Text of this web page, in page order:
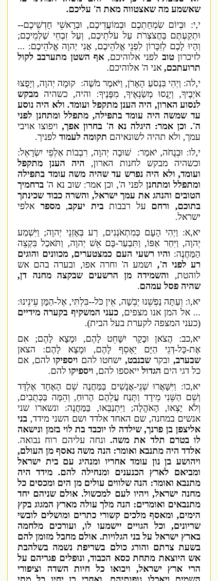
שאשמע מה שאצטווה מאת ה' עליכם.
י,י: וּבְיוֹם שִׂמְחַתְכֶם וּבְמוֹעֲדֵיכֶם, וּבְרָאשֵׁי חָדְשֵׁיכֶם--
וּתְקַעְתֶּם בַּחֲצֹצְרֹת עַל עֹלֹתֵיכֶם, וְעַל זִבְחֵי שַׁלְמֵיכֶם;
וְהָיוּ לָכֶם לְזִכָּרוֹן לִפְנֵי אֱלֹהֵיכֶם, אֲנִי יְהוָה אֱלֹהֵיכֶם: ...
לזיכרוןטובלפני אלוהיכם,אף השטן מתערבב לקול
תרועתכם,אני ה' אלוהיכם.
י,לה: וַיְהִי בִּנְסֹעַ הָאָרֹן, וַיֹּאמֶר מֹשֶׁה: קוּמָה יְהוָה, וְיָפֻצוּ
אֹיְבֶיךָ, וְיָנֻסוּ מְשַׂנְאֶיךָ, מִפָּנֶיךָ: והיה, כשהיהמבקש
לנסוע הארון, היה הענן מתקפל ועומד. ולא היה נוסע
עד שמשה היה עומד בתפילה, מתפלל ומתחנן לפני
ה'. וכן אמר: היגלה נא ה' בחרון אפך,ויפוצו אויבי
עמך, ולא תהיה לשונאיהםתקומה לעמודלפניך.
י,לו: וּבְנֻחֹה, יֹאמַר: שׁוּבָה יְהוָה, רִבְבוֹת אַלְפֵי יִשְׂרָאֵל:
וכשהיה מבקש לחנות הארון,היה הענן מתקפל
ועומד, ולא היה נפרש עד שהיה משה עומד בתפילה
ומתפלל ומתחנןלפני ה', וכן אמר: שוב נא ה'ברחמיך
הטובים והנהג את עמך ישראל, והשרה כבוד שכינתך
בתוכם, ורחםעל רבבותבית יעקב,מספראלפי
ישראל.
יא,א: וַיְהִי הָעָם כְּמִתְאֹנְנִים, רַע בְּאָזְנֵי יְהוָה; וַיִּשְׁמַע
יְהוָה, וַיִּחַר אַפּוֹ, וַתִּבְעַר-בָּם אֵשׁ יְהוָה, וַתֹּאכַל בִּקְצֵה
הַמַּחֲנֶה:והיו רשעי העם כמצטערים, מכוונים והוגים
רע לפני ה',ושמע ה' וחרה אפו, ובערה בהם אש
לוהטת,והשמידה מן הרשעים שבקצה מחנה דן,
שהיה פסל עמהם.
יא,ו: וְעַתָּה נַפְשֵׁנוּ יְבֵשָׁה, אֵין כֹּל--בִּלְתִּי, אֶל-הַמָּן עֵינֵינוּ:
... אל המן אנו מצפים,כעני המשקיף בקערה מידיים
(כעני המצפה לקערת בעל הבית).
יא,כב: הֲצֹאן וּבָקָר יִשָּׁחֵט לָהֶם, וּמָצָא לָהֶם; אִם
אֶת-כָּל-דְּגֵי הַיָּם יֵאָסֵף לָהֶם, וּמָצָא לָהֶם: הצאן
שבערב,ובקרשבנבט,ישחטו להםויספיקולהם, אם
כל דגי היםהגדולייאספו להם,ויספיקולהם.
יא,כו: וַיִּשָּׁאֲרוּ שְׁנֵי-אֲנָשִׁים בַּמַּחֲנֶה שֵׁם הָאֶחָד אֶלְדָּד
וְשֵׁם הַשֵּׁנִי מֵידָד וַתָּנַח עֲלֵהֶם הָרוּחַ, וְהֵמָּה בַּכְּתֻבִים,
וְלֹא יָצְאוּ, הָאֹהֱלָה; וַיִּתְנַבְּאוּ, בַּמַּחֲנֶה: ונשארו שני
אנשים במחנה, שם האחד אלדד ושם השני מידד,בני
אליצפן בן פרנך, שילדה לו יוכבד בת לוי בזמן ונישאה
לו בטרם תלד את משה.ונחה עליהם רוח נבואה.
אלדד היה מתנבא ואומר: הנה משה נאסף מן העולם,
ויהושע בן נון עומד אחריו ומנהיג עם בית ישראל
ומביאם לארץ הכנענים ומנחילה­ להם. מידד היה
מתנבא ואומר: הנה שלווים עולים מן הים ומכסים כל
מחנה ישראל, ויהיו לעם למכשול. אולם שניהם יחד
מתנבאים ואומרים: הנה מלך עולה מארץ המגוג בקץ
הימים, ומאסף מלכים קשורי כתרים ומושלים לובשי
שריונים, וכל הגויים יישמעו לו, ועורכים מלחמה
בארץ ישראל על בני הגלויות. אולם מחבל מזומן להם
בשעת צרתם והורג כולם בשריפת נשמה בשלהבת
אש היוצאת מתחת כסא הכבוד, ונופלים פגריהם על
הרי ארץ ישראל, ויבואו כל חיות השדה וציפורי